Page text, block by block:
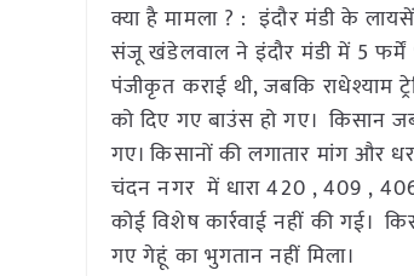
क्या है मामला ? : इंदौर मंडी के
संजू खंडेलवाल ने इंदौर मंडी में 5 फर्में
पंजीकृत कराई थी, जबकि राधेश्याम
को दिए गए बाउंस हो गए।
गए। किसानों की लगातार मांग और
चंदन नगर में धारा 420 , 409 ,
कोई विशेष कार्रवाई नहीं की गई।
गए गेहूं का भुगतान नहीं मिला।